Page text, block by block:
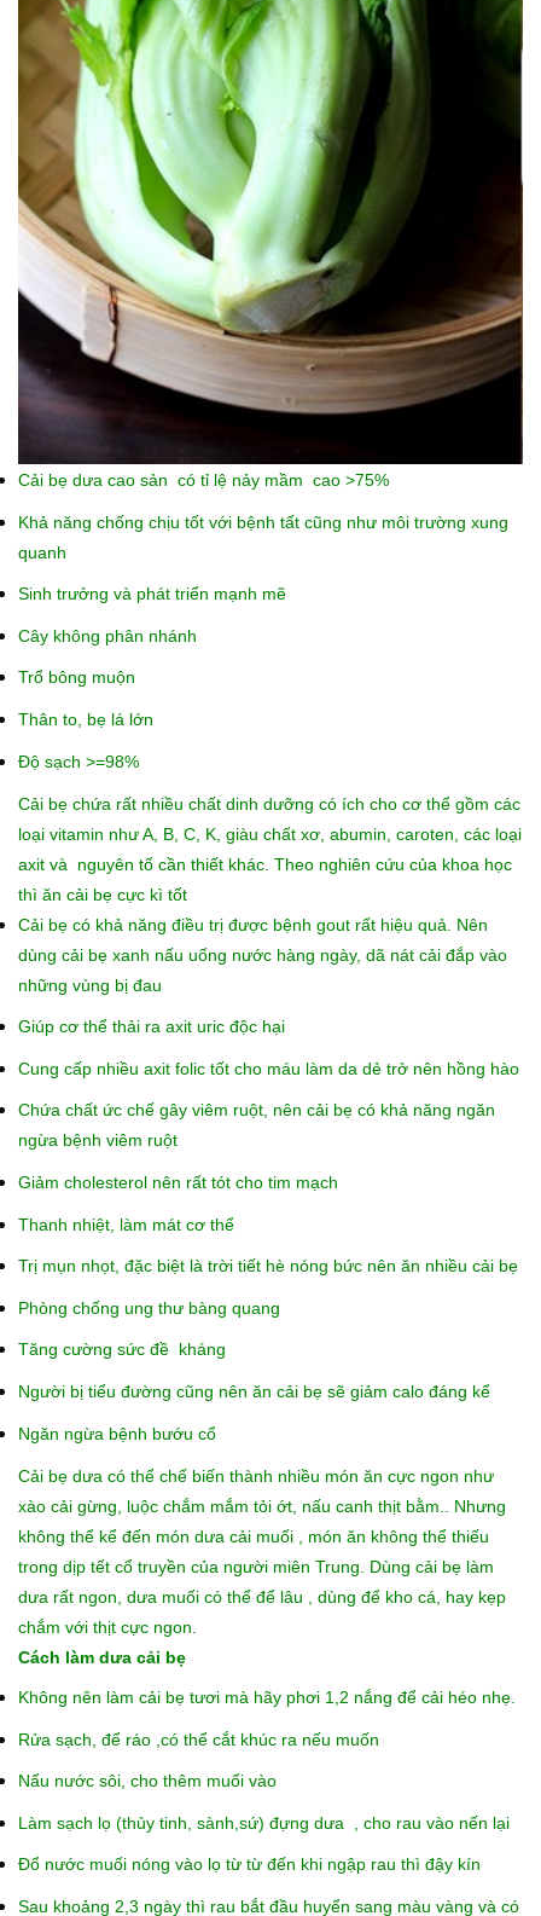
Cải bẹ dưa cao sản có tỉ lệ nảy mầm cao >75%
Khả năng chống chịu tốt với bệnh tất cũng như môi trường xung
quanh
Sinh trưởng và phát triển mạnh mẽ
Cây không phân nhánh
Trổ bông muộn
Thân to, bẹ lá lớn
Độ sạch >=98%
Cải bẹ chứa rất nhiều chất dinh dưỡng có ích cho cơ thể gồm các
loại vitamin như A, B, C, K, giàu chất xơ, abumin, caroten, các loại
axit và nguyên tố cần thiết khác. Theo nghiên cứu của khoa học
thì ăn cải bẹ cực kì tốt
Cải bẹ có khả năng điều trị được bệnh gout rất hiệu quả. Nên
dùng cải bẹ xanh nấu uống nước hàng ngày, dã nát cải đắp vào
những vùng bị đau
Giúp cơ thể thải ra axit uric độc hại
Cung cấp nhiều axit folic tốt cho máu làm da dẻ trở nên hồng hào
Chứa chất ức chế gây viêm ruột, nên cải bẹ có khả năng ngăn
ngừa bệnh viêm ruột
Giảm cholesterol nên rất tót cho tim mạch
Thanh nhiệt, làm mát cơ thể
Trị mụn nhọt, đặc biệt là trời tiết hè nóng bức nên ăn nhiều cải bẹ
Phòng chống ung thư bàng quang
Tăng cường sức đề kháng
Người bị tiểu đường cũng nên ăn cải bẹ sẽ giảm calo đáng kể
Ngăn ngừa bệnh bướu cổ
Cải bẹ dưa có thể chế biến thành nhiều món ăn cực ngon như
xào cải gừng, luộc chắm mắm tỏi ớt, nấu canh thịt bằm.. Nhưng
không thể kể đến món dưa cải muối , món ăn không thể thiếu
trong dịp tết cổ truyền của người miên Trung. Dùng cải bẹ làm
dưa rất ngon, dưa muối có thể để lâu , dùng để kho cá, hay kẹp
chắm với thịt cực ngon.
Cách làm dưa cải bẹ
Không nên làm cải bẹ tươi mà hãy phơi 1,2 nắng để cải héo nhẹ.
Rửa sạch, để ráo ,có thể cắt khúc ra nếu muốn
Nấu nước sôi, cho thêm muối vào
Làm sạch lọ (thủy tinh, sành,sứ) đựng dưa , cho rau vào nến lại
Đổ nước muối nóng vào lọ từ từ đến khi ngập rau thì đậy kín
Sau khoảng 2,3 ngày thì rau bắt đầu huyển sang màu vàng và có